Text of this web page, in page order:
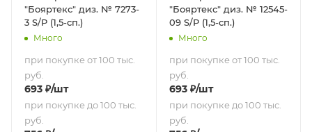
"Бояртекс" диз. № 7273-
3 S/P (1,5-сп.)
Много
при покупке от 100 тыс.
руб.
693 ₽/шт
при покупке до 100 тыс.
руб.
"Бояртекс" диз. № 12545-
09 S/P (1,5-сп.)
Много
при покупке от 100 тыс.
руб.
693₽/шт
при покупке до 100 тыс.
руб.